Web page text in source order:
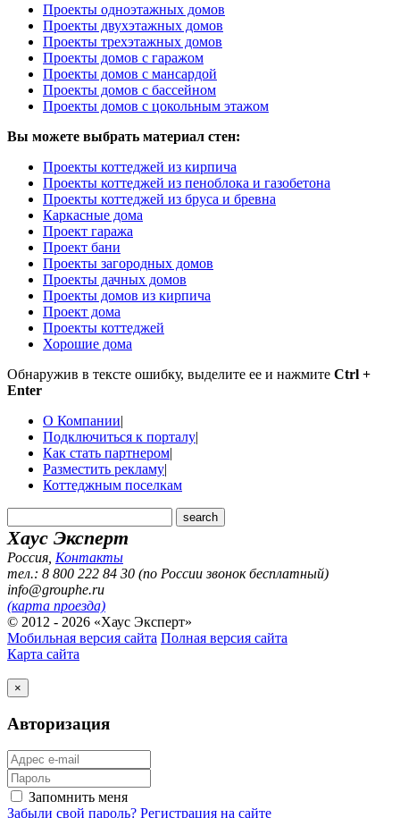
Проекты одноэтажных домов
Проекты двухэтажных домов
Проекты трехэтажных домов
Проекты домов с гаражом
Проекты домов с мансардой
Проекты домов с бассейном
Проекты домов с цокольным этажом
Вы можете выбрать материал стен:
Проекты коттеджей из кирпича
Проекты коттеджей из пеноблока и газобетона
Проекты коттеджей из бруса и бревна
Каркасные дома
Проект гаража
Проект бани
Проекты загородных домов
Проекты дачных домов
Проекты домов из кирпича
Проект дома
Проекты коттеджей
Хорошие дома
Обнаружив в тексте ошибку, выделите ее и нажмите Ctrl +
Enter
О Компании|
Подключиться к порталу|
Как стать партнером|
Разместить рекламу|
Коттеджным поселкам
Хаус Эксперт
Россия Контакты
тел.: 8 800 222 84 30 (по России звонок бесплатный)
info@grouphe.ru
(карта проезда)
© 2012 - 2026 «Хаус Эксперт»
Мобильная версия сайта Полная версия сайта
Карта сайта
×
Авторизация
Запомнить меня
Забыли свой пароль? Регистрация на сайте